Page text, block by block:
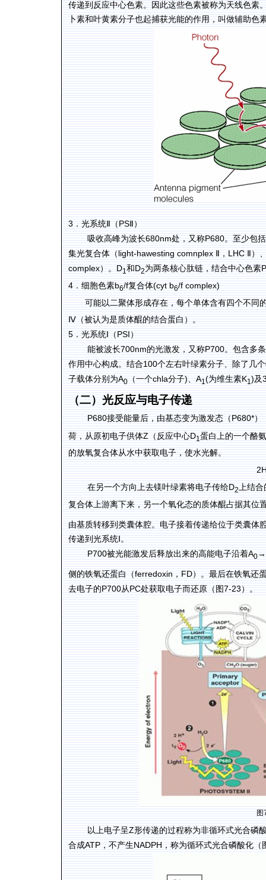
传递到反应中心色素。因此这些色素被称为天线色素
卜素和叶黄素分子也起捕获光能的作用，叫做辅助色
3．光系统Ⅱ（PSⅡ）
吸收高峰为波长680nm处，又称P680。至少包括
集光复合体（light-hawesting comnplex Ⅱ，LHC Ⅱ）
complex）。D1和D2为两条核心肽链，结合中心色素
4．细胞色素b6/f复合体(cyt b6/f complex)
可能以二聚体形成存在，每个单体含有四个不同
Ⅳ（被认为是质体醌的结合蛋白）。
5．光系统Ⅰ（PSI）
能被波长700nm的光激发，又称P700。包含多
作用中心构成。结合100个左右叶绿素分子、除了几
子载体分别为A0（一个chla分子)、A1(为维生素K1)及
（二）光反应与电子传递
P680接受能量后，由基态变为激发态（P680*）
荷，从原初电子供体Z（反应中心D1蛋白上的一个酪
的放氧复合体从水中获取电子，使水光解。
在另一个方向上去镁叶绿素将电子传给D2上结合
复合体上游离下来，另一个氧化态的质体醌占据其位
由基质转移到类囊体腔。电子接着传递给位于类囊体
传递到光系统Ⅰ。
P700被光能激发后释放出来的高能电子沿着A0→
侧的铁氧还蛋白（ferredoxin，FD）。最后在铁氧还
去电子的P700从PC处获取电子而还原（图7-23）。
图
以上电子呈Z形传递的过程称为非循环式光合磷
合成ATP，不产生NADPH，称为循环式光合磷酸化（